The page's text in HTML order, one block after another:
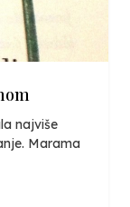
najviše
Marama